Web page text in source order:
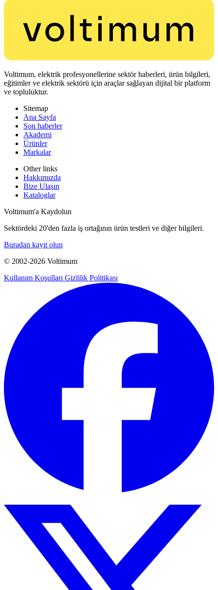
Voltimum, elektrik profesyonellerine sektör haberleri, ürün bilgileri,
eğitimler ve elektrik sektörü için araçlar sağlayan dijital bir platform
ve topluluktur.
Sitemap
Ana Sayfa
Son haberler
Akademi
Ürünler
Markalar
Other links
Hakkımızda
Bize Ulaşın
Kataloglar
Voltimum'a Kaydolun
Sektördeki 20'den fazla iş ortağının ürün testleri ve diğer bilgileri.
Buradan kayıt olun
© 2002-2026 Voltimum
Kullanım Koşulları Gizlilik Politikası